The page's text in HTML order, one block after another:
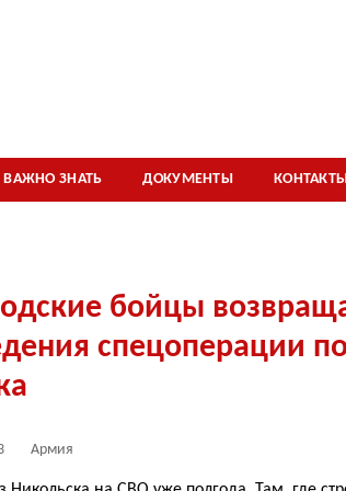
ВАЖНО ЗНАТЬ ДОКУМЕНТЫ
бойцы
спецоперации
Армия